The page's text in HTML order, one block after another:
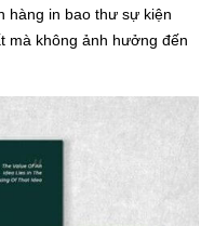
hàng in bao thư sự kiện
mà không ảnh hưởng đến